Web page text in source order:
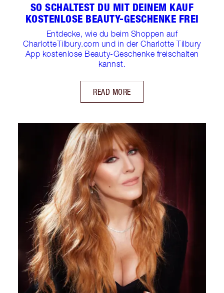
SO SCHALTEST DU MIT DEINEM KAUF
KOSTENLOSE BEAUTY-GESCHENKE FREI
Entdecke, wie du beim Shoppen auf
CharlotteTilbury.com und in der Charlotte Tilbury
App kostenlose Beauty-Geschenke freischalten
kannst.
READ MORE